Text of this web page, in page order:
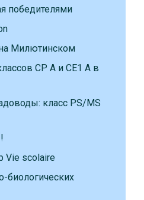
победителями
Милютинском
CP A и CE1 A в
класс PS/MS
Vie scolaire
биологических